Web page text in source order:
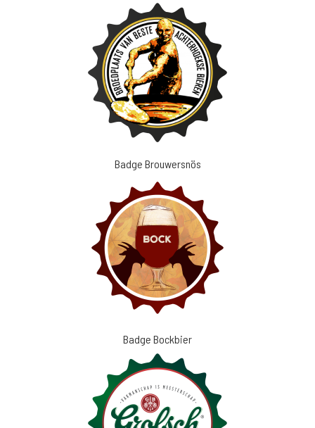
Badge Brouwersnös
Badge Bockbier